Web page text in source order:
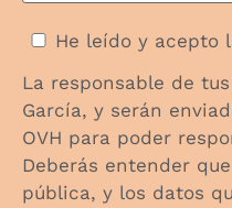
He leído y acepto
La responsable de
García, y serán
OVH para poder
Deberás entender
pública, y los datos